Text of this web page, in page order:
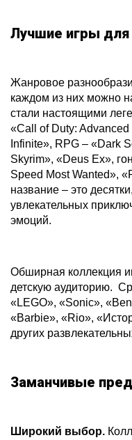
Лучшие игры для
Жанровое
каждом из них можно
стали настоящими
«Call of Duty:
Infinite», RPG – «Dark
Skyrim», «Deus Ex»,
Speed Most Wanted»,
название – это
увлекательных
эмоций.
Обширная коллекция
детскую аудиторию.
«LEGO», «Sonic»,
«Barbie», «Rio»,
других
Заманчивые
Широкий выбор.